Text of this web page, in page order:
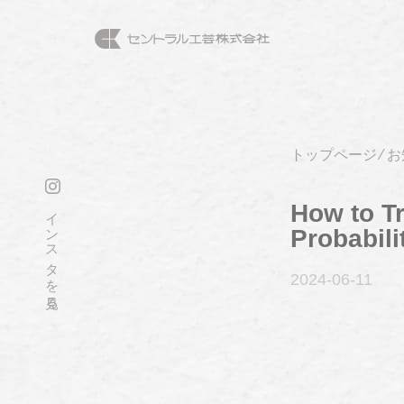
インスタを見る
トップページ⁄
How to
2024-06-11